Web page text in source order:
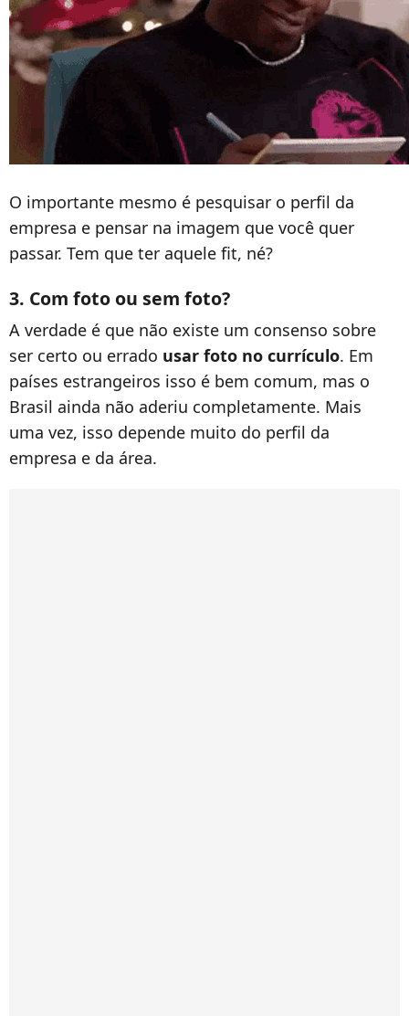
O importante mesmo é pesquisar o perfil da
empresa e pensar na imagem que você quer
passar. Tem que ter aquele fit, né?
3. Com foto ou sem foto?
A verdade é que não existe um consenso sobre
ser certo ou errado usar foto no currículo. Em
países estrangeiros isso é bem comum, mas o
Brasil ainda não aderiu completamente. Mais
uma vez, isso depende muito do perfil da
empresa e da área.